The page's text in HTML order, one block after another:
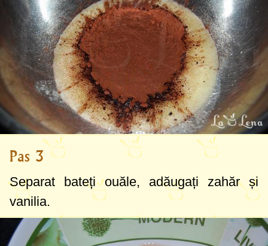
Pas 3
Separat bateți ouăle, adăugați zahăr și
vanilia.